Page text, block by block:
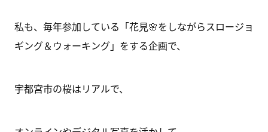
私も、毎年参加している「花見🌸をしながらスロージョ
ギング＆ウォーキング」をする企画で、
宇都宮市の桜はリアルで、